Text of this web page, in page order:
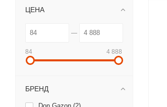
ЦЕНА
84 4 888
БРЕНД